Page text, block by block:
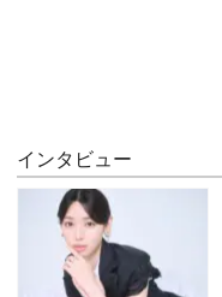
インタビュー